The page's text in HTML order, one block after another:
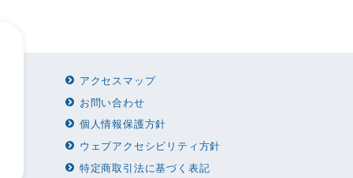
アクセスマップ
お問い合わせ
個人情報保護方針
ウェブアクセシビリティ方針
特定商取引法に基づく表記